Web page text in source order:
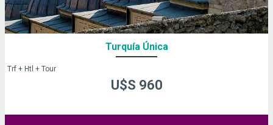
Turquía Única
Trf + Htl + Tour
U$S 960